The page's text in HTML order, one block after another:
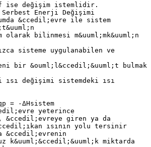
ise değişim istemlidir.
Enerji Değişimi
&ccedil;evre ile sistem
bilinmesi m&uuml;mk&uuml;n
sisteme uygulanabilen ve
bir &ouml;l&ccedil;&uuml;t bulmak
ısı değişimi sistemdeki ısı
= -ΔHsistem
yeterince
&ccedil;evreye giren ya da
ısının yolu tersinir
&ccedil;evrenin
k&uuml;&ccedil;&uuml;k miktarda